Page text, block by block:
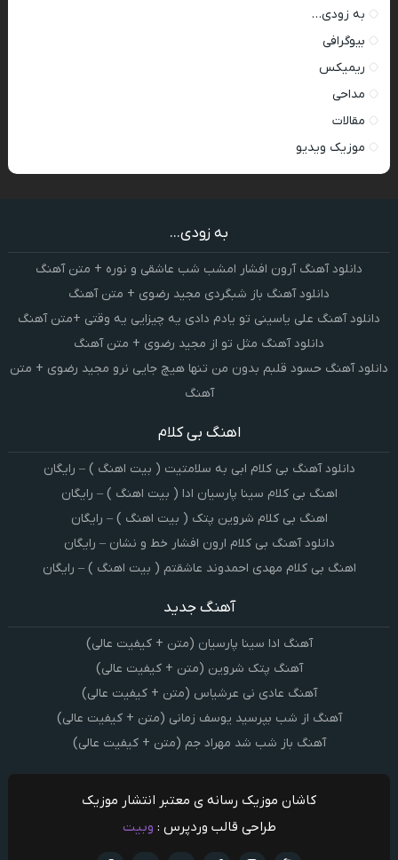
به زودی…
بیوگرافی
ریمیکس
مداحی
مقالات
موزیک ویدیو
به زودی...
دانلود آهنگ آرون افشار امشب شب عاشقی و نوره + متن آهنگ
دانلود آهنگ باز شبگردی مجید رضوی + متن آهنگ
دانلود آهنگ علی یاسینی تو یادم دادی یه چیزایی یه وقتی +متن آهنگ
دانلود آهنگ مثل تو از مجید رضوی + متن آهنگ
دانلود آهنگ حسود قلبم بدون من تنها هیچ جایی نرو مجید رضوی + متن
آهنگ
اهنگ بی کلام
دانلود آهنگ بی کلام ابی به سلامتیت ( بیت اهنگ ) – رایگان
اهنگ بی کلام سینا پارسیان ادا ( بیت اهنگ ) – رایگان
اهنگ بی کلام شروین پتک ( بیت اهنگ ) – رایگان
دانلود آهنگ بی کلام ارون افشار خط و نشان – رایگان
اهنگ بی کلام مهدی احمدوند عاشقتم ( بیت اهنگ ) – رایگان
آهنگ جدید
آهنگ ادا سینا پارسیان (متن + کیفیت عالی)
آهنگ پتک شروین (متن + کیفیت عالی)
آهنگ عادی نی عرشیاس (متن + کیفیت عالی)
آهنگ از شب بپرسید یوسف زمانی (متن + کیفیت عالی)
آهنگ باز شب شد مهراد جم (متن + کیفیت عالی)
کاشان موزیک رسانه ی معتبر انتشار موزیک
طراحی قالب وردپرس : وبیت